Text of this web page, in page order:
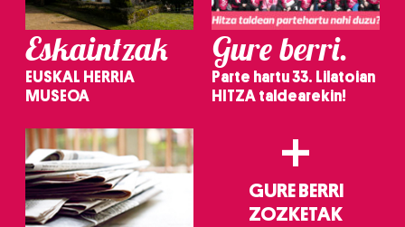
Eskaintzak
EUSKAL HERRIA
MUSEOA
Gure berri.
Parte hartu 33. Lilatoian
HITZA taldearekin!
+
GURE BERRI
ZOZKETAK